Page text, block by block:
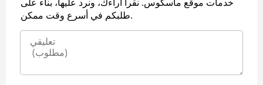
خدمات موقع ماسكوس. نقرأ آراءك، ونرد عليها، بناء على
طلبكم في أسرع وقت ممكن.